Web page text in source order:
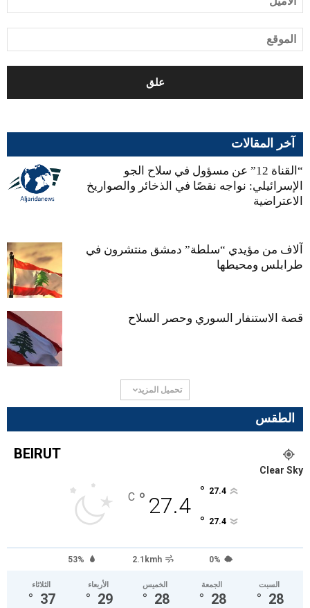
آخر المقالات
“القناة 12” عن مسؤول في سلاح الجو
الإسرائيلي: نواجه نقصًا في الذخائر والصواريخ
الاعتراضية
آلاف من مؤيدي “سلطة” دمشق منتشرون في
طرابلس ومحيطها
قصة الاستنفار السوري وحصر السلاح
تحميل المزيد
الطقس
BEIRUT
Clear Sky
27.4
°
C 27.4
°
27.4
°
53% 2.1kmh 0%
الثلاثاء
37
°
الأربعاء
29
°
الخميس
28
°
الجمعة
28
°
السبت
28
°